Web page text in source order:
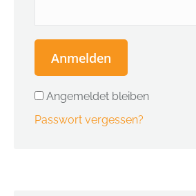
Anmelden
Angemeldet bleiben
Passwort vergessen?